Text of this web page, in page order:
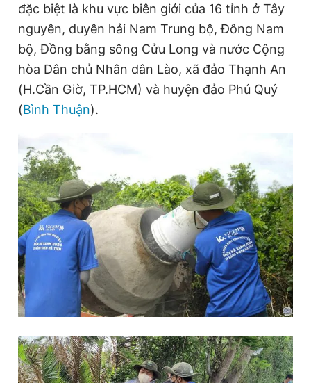
đặc biệt là khu vực biên giới của 16 tỉnh ở Tây
nguyên, duyên hải Nam Trung bộ, Đông Nam
bộ, Đồng bằng sông Cửu Long và nước Cộng
hòa Dân chủ Nhân dân Lào, xã đảo Thạnh An
(H.Cần Giờ, TP.HCM) và huyện đảo Phú Quý
(Bình Thuận).